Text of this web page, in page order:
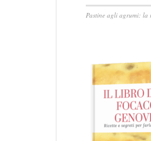
Pastine agli agrumi: la